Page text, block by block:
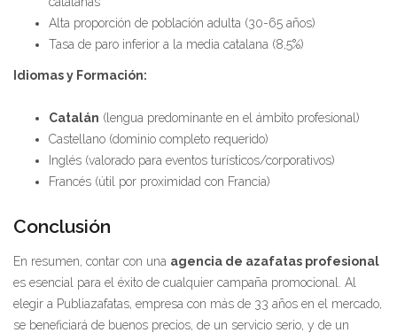
Alta proporción de población adulta (30-65 años)
Tasa de paro inferior a la media catalana (8,5%)
Idiomas y Formación:
Catalán (lengua predominante en el ámbito profesional)
Castellano (dominio completo requerido)
Inglés (valorado para eventos turísticos/corporativos)
Francés (útil por proximidad con Francia)
Conclusión
En resumen, contar con una agencia de azafatas profesional
es esencial para el éxito de cualquier campaña promocional. Al
elegir a Publiazafatas, empresa con más de 33 años en el mercado,
se beneficiará de buenos precios, de un servicio serio, y de un